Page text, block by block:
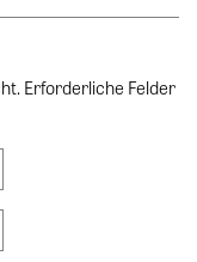
Erforderliche Felder